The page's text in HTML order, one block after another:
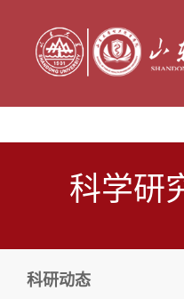
科学研
科研动态